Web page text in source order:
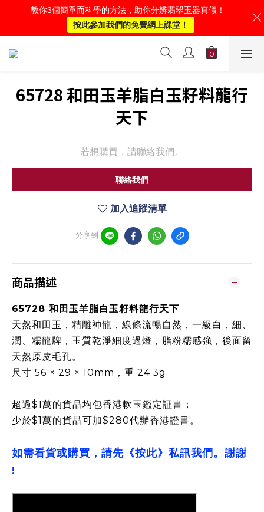
65728 和田玉羊脂白玉籽料龍行
天下
若想購買，請聯絡我們。
聯絡我們
加入追蹤清單
分享到
商品描述
65728 和田玉羊脂白玉籽料龍行天下
天然和田玉，精雕神龍，線條流暢自然，一級白，細、
潤、糯龍牌，玉質乾淨細度過燈，脂粉糯感強，後面留
天然原皮毛孔。
尺寸 56 × 29 × 10mm，重 24.3g
超過$1萬的貨品均包香港軟玉鑑定証書；
少於$1萬的貨品可加$280代辦香港證書。
如需看貨或購買，請先《按此》私訊我們。謝謝
!
教你3個簡單而科學的方法，助你分辨翡翠玉器真假！
按此參加我們的免費網上課堂！